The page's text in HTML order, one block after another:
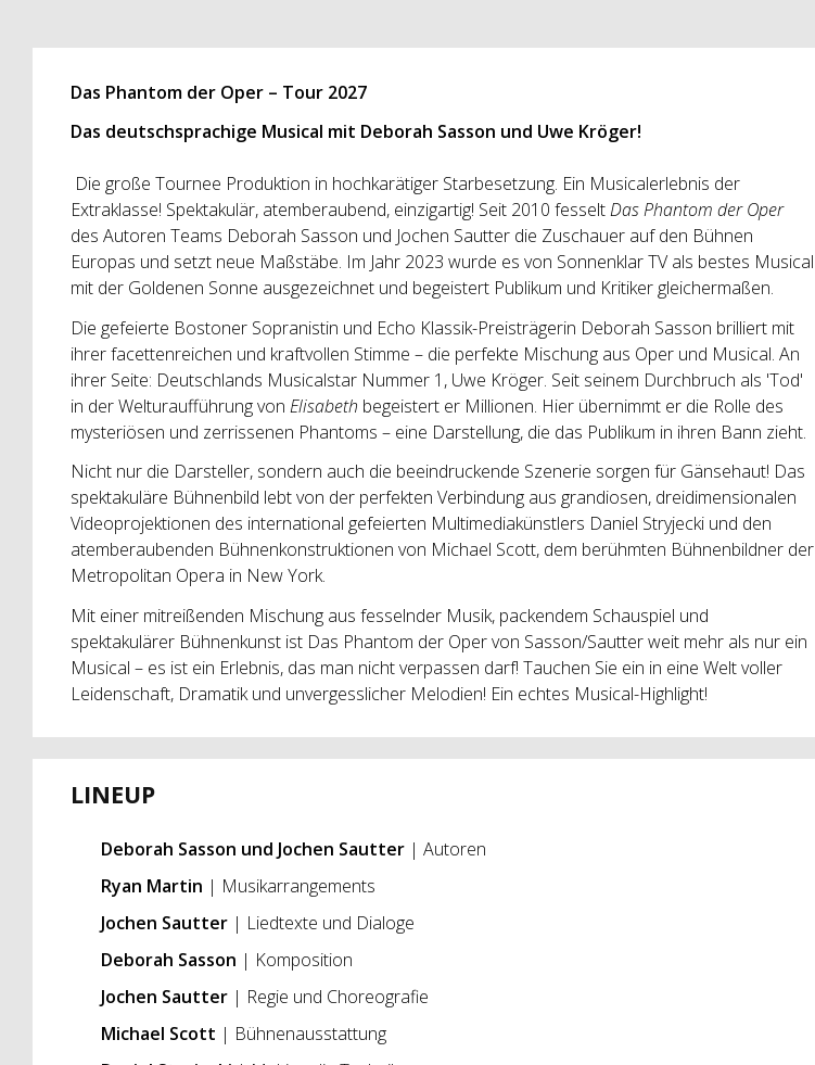
Das Phantom der Oper – Tour 2027
Das deutschsprachige Musical mit Deborah Sasson und Uwe Kröger!
Die große Tournee Produktion in hochkarätiger Starbesetzung. Ein Musicalerlebnis der
Extraklasse! Spektakulär, atemberaubend, einzigartig! Seit 2010 fesseltDas Phantom der Oper
des Autoren Teams Deborah Sasson und Jochen Sautter die Zuschauer auf den Bühnen
Europas und setzt neue Maßstäbe. Im Jahr 2023 wurde es von Sonnenklar TV als bestes Musical
mit der Goldenen Sonne ausgezeichnet und begeistert Publikum und Kritiker gleichermaßen.
Die gefeierte Bostoner Sopranistin und Echo Klassik-Preisträgerin Deborah Sasson brilliert mit
ihrer facettenreichen und kraftvollen Stimme – die perfekte Mischung aus Oper und Musical. An
ihrer Seite: Deutschlands Musicalstar Nummer 1, Uwe Kröger. Seit seinem Durchbruch als 'Tod'
in der Welturaufführung von Elisabeth begeistert er Millionen. Hier übernimmt er die Rolle des
mysteriösen und zerrissenen Phantoms – eine Darstellung, die das Publikum in ihren Bann zieht.
Nicht nur die Darsteller, sondern auch die beeindruckende Szenerie sorgen für Gänsehaut! Das
spektakuläre Bühnenbild lebt von der perfekten Verbindung aus grandiosen, dreidimensionalen
Videoprojektionen des international gefeierten Multimediakünstlers Daniel Stryjecki und den
atemberaubenden Bühnenkonstruktionen von Michael Scott, dem berühmten Bühnenbildner der
Metropolitan Opera in New York.
Mit einer mitreißenden Mischung aus fesselnder Musik, packendem Schauspiel und
spektakulärer Bühnenkunst ist Das Phantom der Oper von Sasson/Sautter weit mehr als nur ein
Musical – es ist ein Erlebnis, das man nicht verpassen darf! Tauchen Sie ein in eine Welt voller
Leidenschaft, Dramatik und unvergesslicher Melodien! Ein echtes Musical-Highlight!
LINEUP
Deborah Sasson und Jochen Sautter| Autoren
Ryan Martin | Musikarrangements
Jochen Sautter| Liedtexte und Dialoge
Deborah Sasson | Komposition
Jochen Sautter| Regie und Choreografie
Michael Scott | Bühnenausstattung